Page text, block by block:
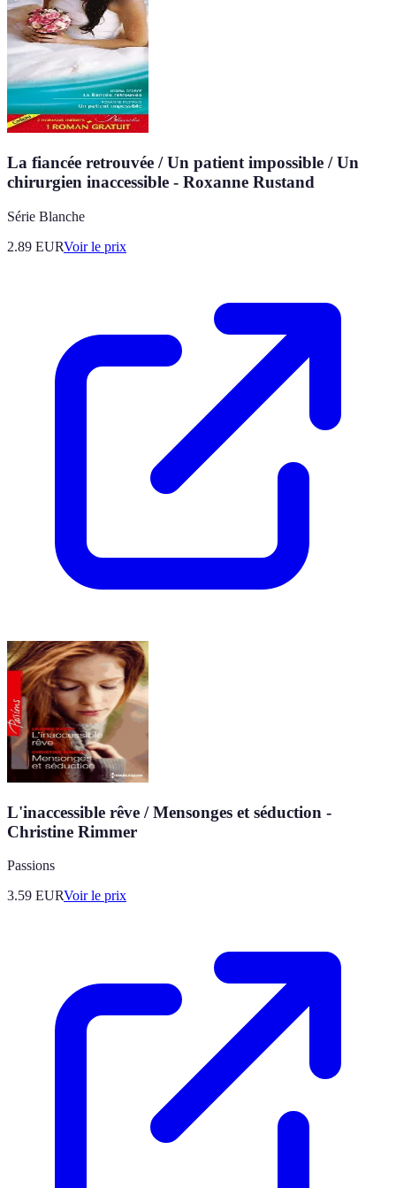
La fiancée retrouvée / Un patient impossible / Un
chirurgien inaccessible - Roxanne Rustand
Série Blanche
2.89 EURVoir le prix
L'inaccessible rêve / Mensonges et séduction -
Christine Rimmer
Passions
3.59 EURVoir le prix